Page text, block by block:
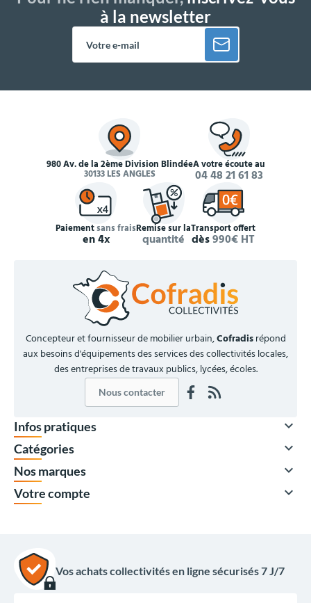
27,00 €
32,40 € TTC
Quantité
à la newsletter
980 Av. de la 2ème Division Blindée
30133 LES ANGLES
À votre écoute au
04 48 21 61 83
Paiementsans frais
en 4x
Remise sur la
quantité
Transport offert
dès990€ HT
Concepteur et fournisseur de mobilier urbain,Cofradisrépond
aux besoins d'équipements des services des collectivités locales,
des entreprises de travaux publics, lycées, écoles.
Nous contacter
Infos pratiques 
Catégories 
Nos marques 
Votre compte 
Vos achats collectivités en ligne sécurisés 7 J/7